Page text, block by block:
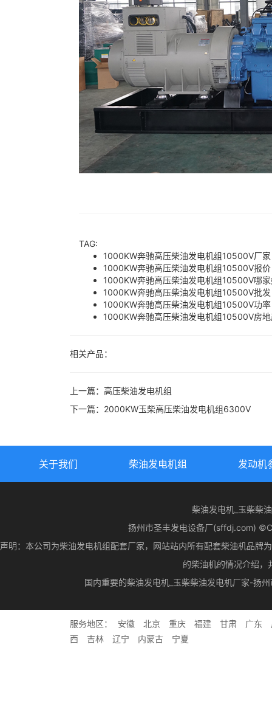
TAG:
1000KW奔驰高压柴油发电机组10500V厂家
1000KW奔驰高压柴油发电机组10500V报价
1000KW奔驰高压柴油发电机组10500V哪
1000KW奔驰高压柴油发电机组10500V批发
1000KW奔驰高压柴油发电机组10500V功率
1000KW奔驰高压柴油发电机组10500V房
相关产品：
上一篇： 高压柴油发电机组
下一篇： 2000KW玉柴高压柴油发电机组6300V
关于我们 柴油发电机组 发动机
柴油发电机_玉柴柴
扬州市圣丰发电设备厂(sffdj.com)
声明：本公司为柴油发电机组配套厂家，网站站内所有配套柴油机品牌
的柴油机的情况介绍，
国内重要的柴油发电机_玉柴柴油发电机厂家-扬
服务地区： 安徽 北京 重庆 福建 甘肃 广东
西
吉林 辽宁 内蒙古 宁夏